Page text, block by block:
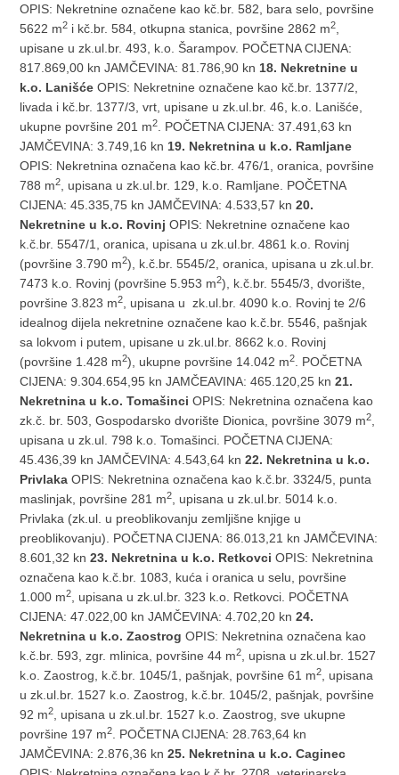
OPIS: Nekretnine označene kao kč.br. 582, bara selo, površine
5622 m2 i kč.br. 584, otkupna stanica, površine 2862 m2
upisane u zk.ul.br. 493, k.o. Šarampov. POČETNA CIJENA:
817.869,00 kn JAMČEVINA: 81.786,90 kn 18. Nekretnine u
k.o. Lanišće OPIS: Nekretnine označene kao kč.br. 1377/2,
livada i kč.br. 1377/3, vrt, upisane u zk.ul.br. 46, k.o. Lanišće,
ukupne površine 201 m2
. POČETNA CIJENA: 37.491,63 kn
JAMČEVINA: 3.749,16 kn 19. Nekretnina u k.o. Ramljane
OPIS: Nekretnina označena kao kč.br. 476/1, oranica, površine
788 m2
, upisana u zk.ul.br. 129, k.o. Ramljane. POČETNA
CIJENA: 45.335,75 kn JAMČEVINA: 4.533,57 kn20.
Nekretnine u k.o. Rovinj OPIS: Nekretnine označene kao
k.č.br. 5547/1, oranica, upisana u zk.ul.br. 4861 k.o. Rovinj
(površine 3.790 m2), k.č.br. 5545/2, oranica, upisana u zk.ul.br.
7473 k.o. Rovinj (površine 5.953 m2), k.č.br. 5545/3, dvorište,
površine 3.823 m2
, upisana u zk.ul.br. 4090 k.o. Rovinj te 2/6
idealnog dijela nekretnine označene kao k.č.br. 5546, pašnjak
sa lokvom i putem, upisane u zk.ul.br. 8662 k.o. Rovinj
(površine 1.428 m2), ukupne površine 14.042 m2
. POČETNA
CIJENA: 9.304.654,95 kn JAMČEAVINA: 465.120,25 kn21.
Nekretnina u k.o. Tomašinci OPIS: Nekretnina označena kao
zk.č. br. 503, Gospodarsko dvorište Dionica, površine 3079 m2
upisana u zk.ul. 798 k.o. Tomašinci. POČETNA CIJENA:
45.436,39 kn JAMČEVINA: 4.543,64 kn22. Nekretnina u k.o.
Privlaka OPIS: Nekretnina označena kao k.č.br. 3324/5, punta
maslinjak, površine 281 m2
, upisana u zk.ul.br. 5014 k.o.
Privlaka (zk.ul. u preoblikovanju zemljišne knjige u
preoblikovanju). POČETNA CIJENA: 86.013,21 kn JAMČEVINA:
8.601,32 kn23. Nekretnina u k.o. Retkovci OPIS: Nekretnina
označena kao k.č.br. 1083, kuća i oranica u selu, površine
1.000 m2
, upisana u zk.ul.br. 323 k.o. Retkovci. POČETNA
CIJENA: 47.022,00 kn JAMČEVINA: 4.702,20 kn24.
Nekretnina u k.o. Zaostrog OPIS: Nekretnina označena kao
k.č.br. 593, zgr. mlinica, površine 44 m2
, upisna u zk.ul.br. 1527
k.o. Zaostrog, k.č.br. 1045/1, pašnjak, površine 61 m2
, upisana
u zk.ul.br. 1527 k.o. Zaostrog, k.č.br. 1045/2, pašnjak, površine
92 m2
, upisana u zk.ul.br. 1527 k.o. Zaostrog, sve ukupne
površine 197 m2
. POČETNA CIJENA: 28.763,64 kn
JAMČEVINA: 2.876,36 kn25. Nekretnina u k.o. Caginec